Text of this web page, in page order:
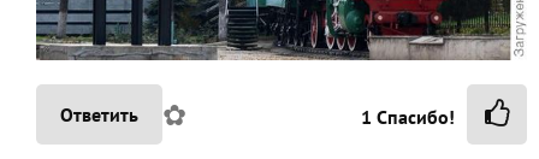
Ответить ✿ 1 Спасибо!